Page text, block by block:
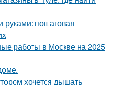
руками: пошаговая
работы в Москве на 2025
хочется дышать